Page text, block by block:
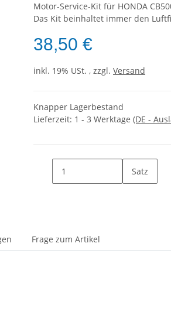
Motor-Service-Kit für HONDA
Das Kit beinhaltet immer den
38,50 €
inkl. 19% USt. , zzgl. Versand
Knapper Lagerbestand
Lieferzeit: 1 - 3 Werktage (DE -
Satz
Frage zum Artikel